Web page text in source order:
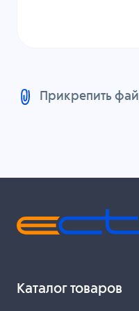
Прикрепить
Каталог товаров